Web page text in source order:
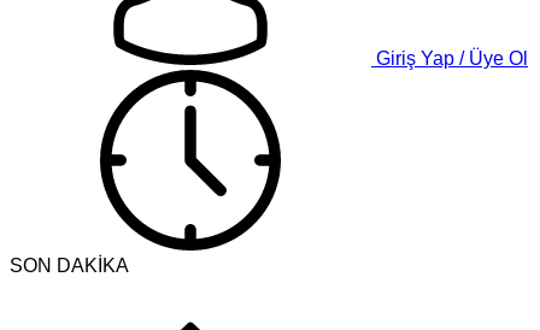
Giriş Yap / Üye Ol
SON DAKİKA